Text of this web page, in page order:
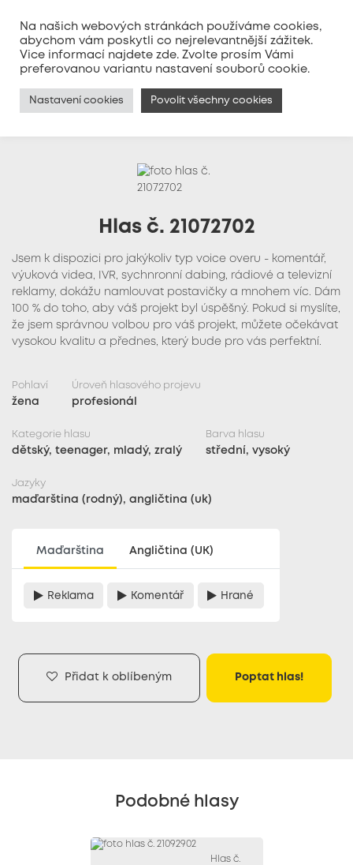
MENU
Hlas č. 21072702
Jsem k dispozici pro jakýkoliv typ voice overu - komentář,
výuková videa, IVR, sychnronní dabing, rádiové a televizní
reklamy, dokážu namlouvat postavičky a mnohem víc. Dám
100 % do toho, aby váš projekt byl úspěšný. Pokud si myslíte,
že jsem správnou volbou pro váš projekt, můžete očekávat
vysokou kvalitu a přednes, který bude pro vás perfektní.
Pohlaví
žena
Úroveň hlasového projevu
profesionál
Kategorie hlasu
dětský, teenager, mladý, zralý
Barva hlasu
střední, vysoký
Jazyky
maďarština (rodný), angličtina (uk)
Maďarština Angličtina (UK)
Reklama Komentář Hrané
Přidat k oblíbeným Poptat hlas!
Podobné hlasy
Hlas č.
Na našich webových stránkách používáme cookies,
abychom vám poskytli co nejrelevantnější zážitek.
Vice informací najdete zde. Zvolte prosím Vámi
preferovanou variantu nastavení souborů cookie.
Nastavení cookies Povolit všechny cookies